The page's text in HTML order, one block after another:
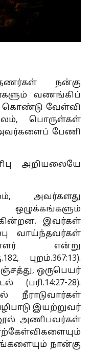
நன்கு
வணங்கிப்
கொண்டு வேள்வி
பொருள்கள்
பேணி
அறியலையே
அவர்களது
இவர்கள்
வாய்ந்தவர்கள்
என்று
புறம்.367:13).
ஒருபெயர்
28).
நீராடுவார்கள்
இயற்றுவர்
அணிபவர்கள்
நான்கு